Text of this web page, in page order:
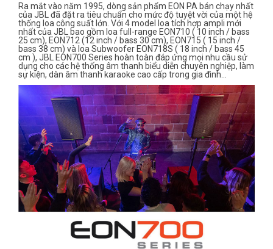
Ra mắt vào năm 1995, dòng sản phẩm EON PA bán chạy nhất
của JBL đã đặt ra tiêu chuẩn cho mức độ tuyệt vời của một hệ
thống loa công suất lớn. Với 4 model loa tích hợp ampli mới
nhất của JBL bao gồm loa full-range EON710 ( 10 inch / bass
25 cm), EON712 (12 inch / bass 30 cm), EON715 ( 15 inch /
bass 38 cm) và loa Subwoofer EON718S ( 18 inch / bass 45
cm ), JBL EON700 Series hoàn toàn đáp ứng mọi nhu cầu sử
dụng cho các hệ thống âm thanh biểu diễn chuyên nghiệp, làm
sự kiện, dàn âm thanh karaoke cao cấp trong gia đình…